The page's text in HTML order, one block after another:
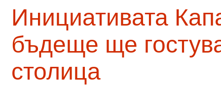
Инициативата
бъдеще ще
столица